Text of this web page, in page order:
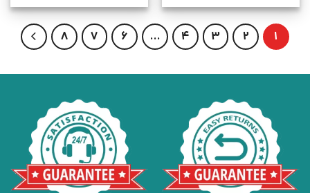
1
2
3
4
…
6
7
8